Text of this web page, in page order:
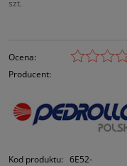
szt.
Ocena:
Producent:
Kod produktu: 6E52-